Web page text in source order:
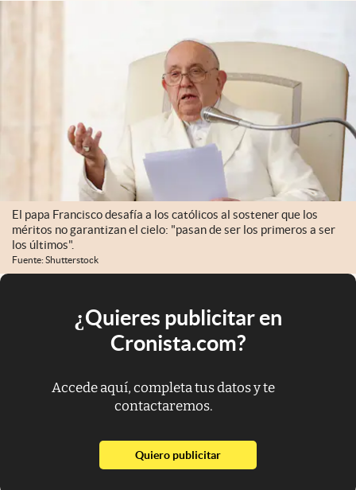
El papa Francisco desafía a los católicos al sostener que los
méritos no garantizan el cielo: "pasan de ser los primeros a ser
los últimos".
Fuente: Shutterstock
¿Quieres publicitar en
Cronista.com?
Accede aquí, completa tus datos y te
contactaremos.
Quiero publicitarabre en nueva pestaña